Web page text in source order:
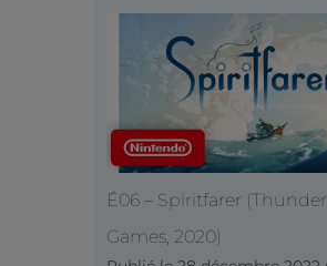
É06 – Spiritfarer
Games, 2020)